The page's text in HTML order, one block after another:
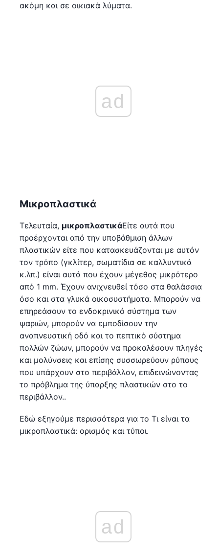
ακόμη και σε οικιακά λύματα.
ad
Μικροπλαστικά
Τελευταία, μικροπλαστικάΕίτε αυτά που
προέρχονται από την υποβάθμιση άλλων
πλαστικών είτε που κατασκευάζονται με αυτόν
τον τρόπο (γκλίτερ, σωματίδια σε καλλυντικά
κ.λπ.) είναι αυτά που έχουν μέγεθος μικρότερο
από 1 mm. Έχουν ανιχνευθεί τόσο στα θαλάσσια
όσο και στα γλυκά οικοσυστήματα. Μπορούν να
επηρεάσουν το ενδοκρινικό σύστημα των
ψαριών, μπορούν να εμποδίσουν την
αναπνευστική οδό και το πεπτικό σύστημα
πολλών ζώων, μπορούν να προκαλέσουν πληγές
και μολύνσεις και επίσης συσσωρεύουν ρύπους
που υπάρχουν στο περιβάλλον, επιδεινώνοντας
το πρόβλημα της ύπαρξης πλαστικών στο το
περιβάλλον..
Εδώ εξηγούμε περισσότερα για το Τι είναι τα
μικροπλαστικά: ορισμός και τύποι.
ad